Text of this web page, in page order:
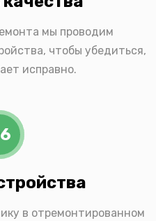
мы проводим
чтобы убедиться,
исправно.
в отремонтированном